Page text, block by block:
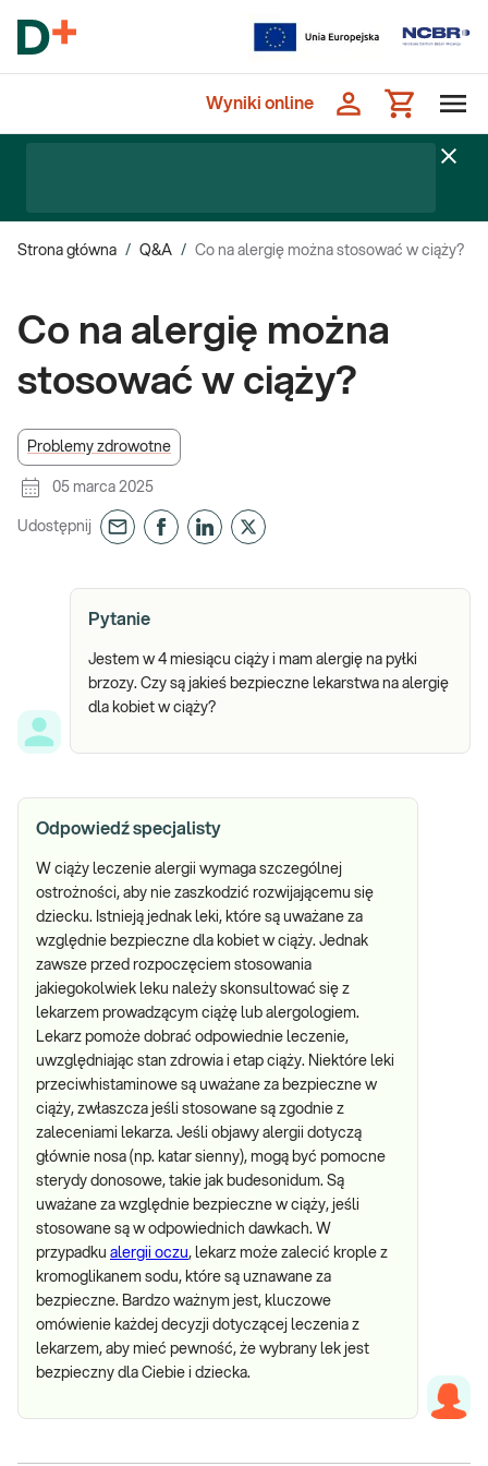
Wyniki online
Strona główna / Q&A / Co na alergię można stosować w ciąży?
Co na alergię można
stosować w ciąży?
Problemy zdrowotne
05 marca 2025
Udostępnij
Pytanie
Jestem w 4 miesiącu ciąży i mam alergię na pyłki
brzozy. Czy są jakieś bezpieczne lekarstwa na alergię
dla kobiet w ciąży?
Odpowiedź specjalisty
W ciąży leczenie alergii wymaga szczególnej
ostrożności, aby nie zaszkodzić rozwijającemu się
dziecku. Istnieją jednak leki, które są uważane za
względnie bezpieczne dla kobiet w ciąży. Jednak
zawsze przed rozpoczęciem stosowania
jakiegokolwiek leku należy skonsultować się z
lekarzem prowadzącym ciążę lub alergologiem.
Lekarz pomoże dobrać odpowiednie leczenie,
uwzględniając stan zdrowia i etap ciąży. Niektóre leki
przeciwhistaminowe są uważane za bezpieczne w
ciąży, zwłaszcza jeśli stosowane są zgodnie z
zaleceniami lekarza. Jeśli objawy alergii dotyczą
głównie nosa (np. katar sienny), mogą być pomocne
sterydy donosowe, takie jak budesonidum. Są
uważane za względnie bezpieczne w ciąży, jeśli
stosowane są w odpowiednich dawkach. W
przypadku alergii oczu, lekarz może zalecić krople z
kromoglikanem sodu, które są uznawane za
bezpieczne. Bardzo ważnym jest, kluczowe
omówienie każdej decyzji dotyczącej leczenia z
lekarzem, aby mieć pewność, że wybrany lek jest
bezpieczny dla Ciebie i dziecka.